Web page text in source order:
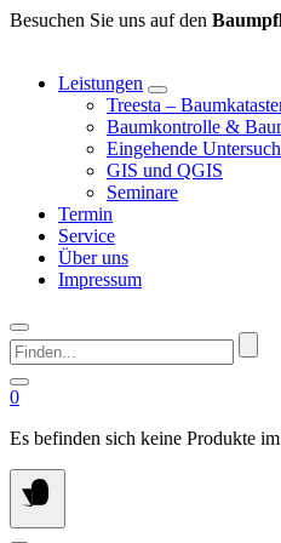
Springen
Inhalt
Besuchen Sie uns auf den
Leistungen
Treesta –
Baumkontrolle &
Eingehende
GIS und QGIS
Seminare
Termin
Service
Über uns
Impressum
Finden...
0
Es befinden sich keine Produkte